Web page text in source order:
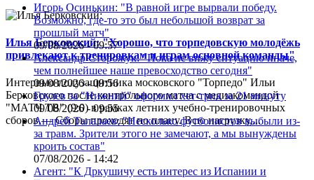
Илья Берковский: "Хорошо, что торпедовскую молодёжь
привлекают к тренировкам и играм основной команды"
Интервью полузащитника московского "Торпедо" Ильи
Берковского после контрольного матча с медиакомандой
"МАТЧ ТВ" (9:0) в рамках летних учебно-тренировочных
сборов.— Сборы проходят по плану. Всю нагрузку,...
Игорь Осинькин: "В равной игре вырвали победу.
Возможно, где-то это был небольшой возврат за
прошлый матч"
09/08/2026 - 09:57
Александр Сторожук: "Пока не вижу ситуацию иначе,
чем полнейшее наше превосходство сегодня"
09/08/2026 - 09:56
Грулев за "Нижний" оформил хет-трик за 21 минуту
09/08/2026 - 09:55
Андрей Талалаев: "Несколько футболистов выбыли из-
за травм. Зрители этого не замечают, а мы вынуждены
кроить состав"
07/08/2026 - 14:42
Агент: "К Дркушичу есть интерес из Испании и